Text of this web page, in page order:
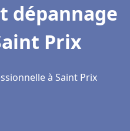
dépannage
Prix
à Saint Prix